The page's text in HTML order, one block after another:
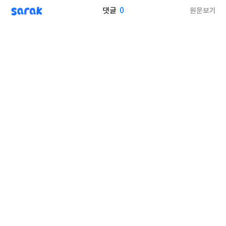
sarak 댓글 0 원문보기